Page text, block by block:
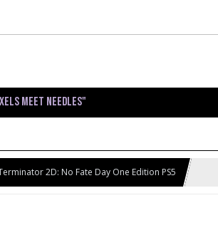
meet needles"
2D: No Fate Day One Edition PS5